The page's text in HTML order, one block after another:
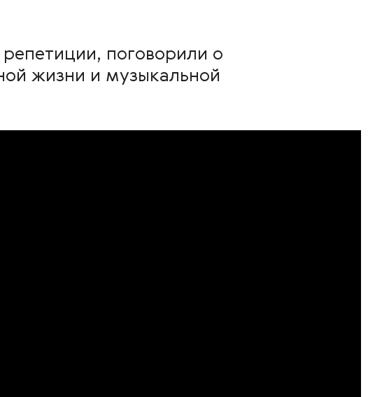
поговорили о
жизни и музыкальной